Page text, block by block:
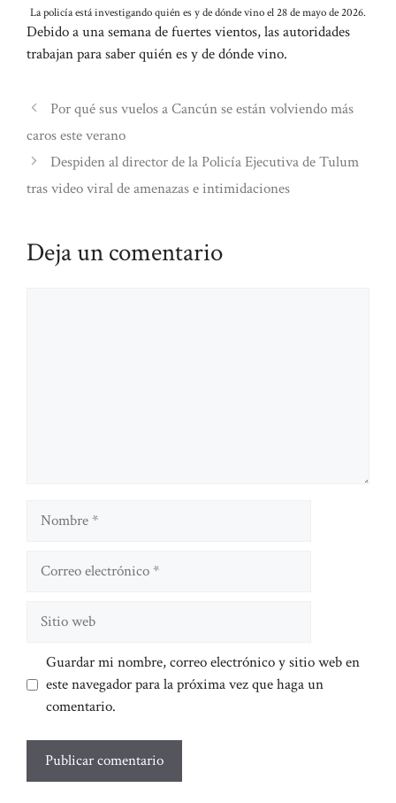
La policía está investigando quién es y de dónde vino el 28 de mayo de 2026.
Debido a una semana de fuertes vientos, las autoridades
trabajan para saber quién es y de dónde vino.
Por qué sus vuelos a Cancún se están volviendo más
caros este verano
Despiden al director de la Policía Ejecutiva de Tulum
tras video viral de amenazas e intimidaciones
Deja un comentario
Nombre
electrónico
web
Guardar mi nombre, correo electrónico y sitio web en
este navegador para la próxima vez que haga un
comentario.